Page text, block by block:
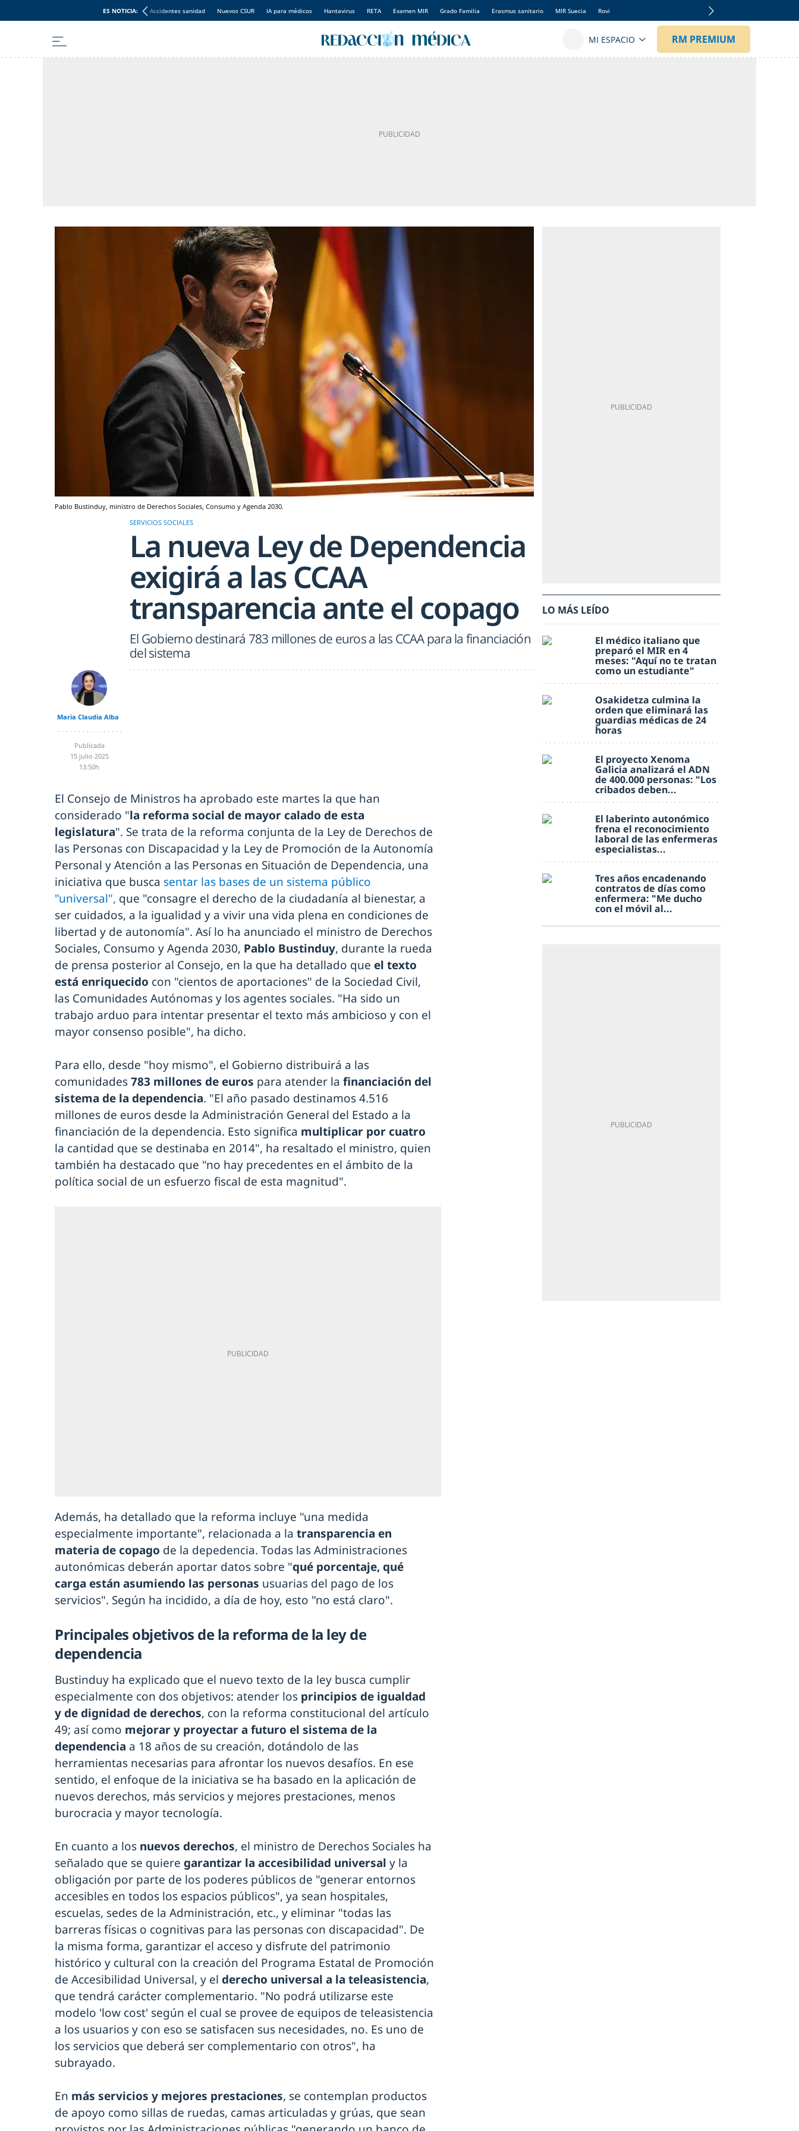
ES NOTICIA: Accidentes sanidad Nuevos CSUR IA para médicos Hantavirus RETA Examen MIR Grado Familia Erasmus sanitario MIR Suecia Rovi
Pablo Bustinduy, ministro de Derechos Sociales, Consumo y Agenda 2030.
SERVICIOS SOCIALES
La nueva Ley de Dependencia
exigirá a las CCAA
transparencia ante el copago
El Gobierno destinará 783 millones de euros a las CCAA para la financiación
del sistema
Maria Claudia Alba
Publicada
15 julio 2025
13:50h
El Consejo de Ministros ha aprobado este martes la que han
considerado "la reforma social de mayor calado de esta
legislatura". Se trata de la reforma conjunta de la Ley de Derechos de
las Personas con Discapacidad y la Ley de Promoción de la Autonomía
Personal y Atención a las Personas en Situación de Dependencia, una
iniciativa que busca sentar las bases de un sistema público
"universal", que "consagre el derecho de la ciudadanía al bienestar, a
ser cuidados, a la igualidad y a vivir una vida plena en condiciones de
libertad y de autonomía". Así lo ha anunciado el ministro de Derechos
Sociales, Consumo y Agenda 2030, Pablo Bustinduy, durante la rueda
de prensa posterior al Consejo, en la que ha detallado que el texto
está enriquecido con "cientos de aportaciones" de la Sociedad Civil,
las Comunidades Autónomas y los agentes sociales. "Ha sido un
trabajo arduo para intentar presentar el texto más ambicioso y con el
mayor consenso posible", ha dicho.
Para ello, desde "hoy mismo", el Gobierno distribuirá a las
comunidades783 millones de euros para atender la financiación del
sistema de la dependencia. "El año pasado destinamos 4.516
millones de euros desde la Administración General del Estado a la
financiación de la dependencia. Esto significa multiplicar por cuatro
la cantidad que se destinaba en 2014", ha resaltado el ministro, quien
también ha destacado que "no hay precedentes en el ámbito de la
política social de un esfuerzo fiscal de esta magnitud".
Además, ha detallado que la reforma incluye "una medida
especialmente importante", relacionada a la transparencia en
materia de copago de la depedencia. Todas las Administraciones
autonómicas deberán aportar datos sobre "qué porcentaje, qué
carga están asumiendo las personas usuarias del pago de los
servicios". Según ha incidido, a día de hoy, esto "no está claro".
Principales objetivos de la reforma de la ley de
dependencia
Bustinduy ha explicado que el nuevo texto de la ley busca cumplir
especialmente con dos objetivos: atender los principios de igualdad
y de dignidad de derechos, con la reforma constitucional del artículo
49; así como mejorar y proyectar a futuro el sistema de la
dependencia a 18 años de su creación, dotándolo de las
herramientas necesarias para afrontar los nuevos desafíos. En ese
sentido, el enfoque de la iniciativa se ha basado en la aplicación de
nuevos derechos, más servicios y mejores prestaciones, menos
burocracia y mayor tecnología.
En cuanto a los nuevos derechos, el ministro de Derechos Sociales ha
señalado que se quiere garantizar la accesibilidad universal y la
obligación por parte de los poderes públicos de "generar entornos
accesibles en todos los espacios públicos", ya sean hospitales,
escuelas, sedes de la Administración, etc., y eliminar "todas las
barreras físicas o cognitivas para las personas con discapacidad". De
la misma forma, garantizar el acceso y disfrute del patrimonio
histórico y cultural con la creación del Programa Estatal de Promoción
de Accesibilidad Universal, y el derecho universal a la teleasistencia,
que tendrá carácter complementario. "No podrá utilizarse este
modelo 'low cost' según el cual se provee de equipos de teleasistencia
a los usuarios y con eso se satisfacen sus necesidades, no. Es uno de
los servicios que deberá ser complementario con otros", ha
subrayado.
En más servicios y mejores prestaciones, se contemplan productos
de apoyo como sillas de ruedas, camas articuladas y grúas, que sean
LO MÁS LEÍDO
El médico italiano que
preparó el MIR en 4
meses: "Aquí no te tratan
como un estudiante"
Osakidetza culmina la
orden que eliminará las
guardias médicas de 24
horas
El proyecto Xenoma
Galicia analizará el ADN
de 400.000 personas: "Los
cribados deben...
El laberinto autonómico
frena el reconocimiento
laboral de las enfermeras
especialistas...
Tres años encadenando
contratos de días como
enfermera: "Me ducho
con el móvil al...